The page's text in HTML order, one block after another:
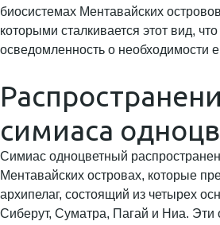
биосистемах Ментавайских
которыми сталкивается этот вид,
осведомленность о необходимости
симиаса
Симиас одноцветный
Ментавайских островах, которые
архипелаг, состоящий из четырех
Сиберут, Суматра, Пагай и Ниа. Эти